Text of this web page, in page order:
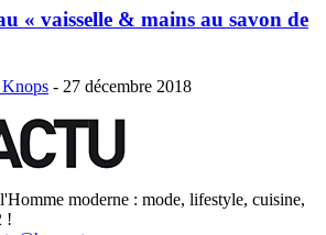
« vaisselle & mains au savon de
- 27 décembre 2018
moderne : mode, lifestyle, cuisine,
!